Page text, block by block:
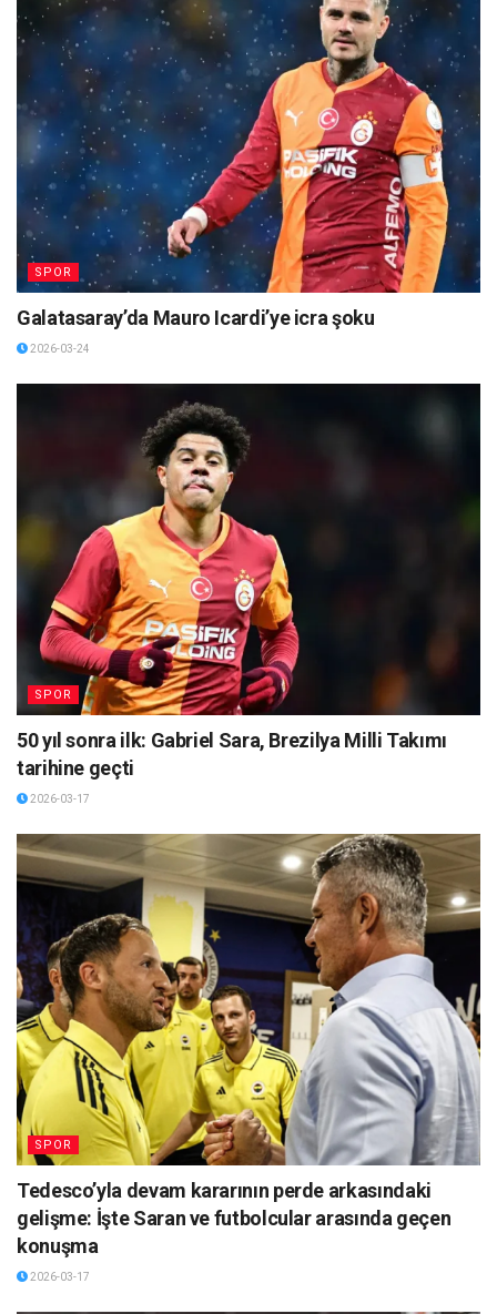
SPOR
Galatasaray’da Mauro Icardi’ye icra şoku
2026-03-24
SPOR
50 yıl sonra ilk: Gabriel Sara, Brezilya Milli Takımı
tarihine geçti
2026-03-17
SPOR
Tedesco’yla devam kararının perde arkasındaki
gelişme: İşte Saran ve futbolcular arasında geçen
konuşma
2026-03-17